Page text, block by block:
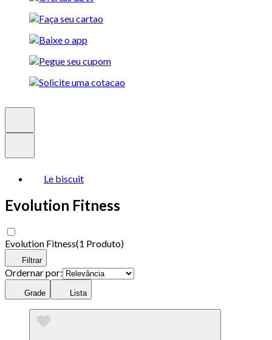
Le biscuit
Evolution Fitness
Evolution Fitness(1 Produto)
Filtrar
Ordernar por:
Grade Lista